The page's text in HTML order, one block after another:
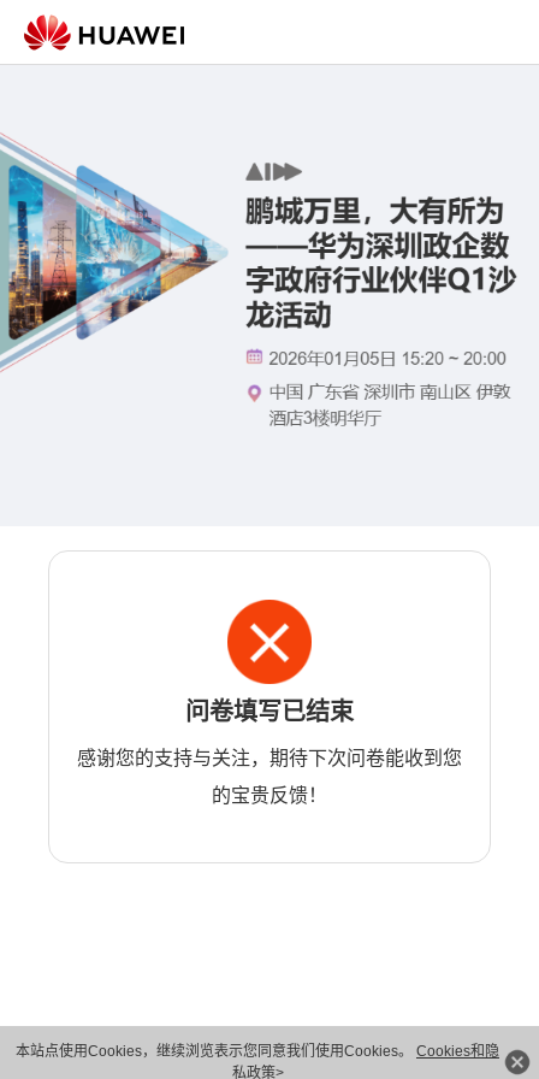
本站点使用Cookies，继续浏览表示您同意我们使用Cookies。 Cookies和隐
私政策>
问卷填写已结束
感谢您的支持与关注，期待下次问卷能收到您
的宝贵反馈！
版权所有 © 华为技术有限公司 1998-2026。 保留一切权利。粤A2-20044005号